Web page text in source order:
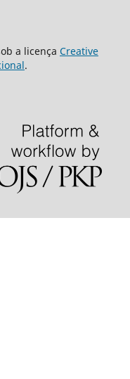
a licença Creative
.